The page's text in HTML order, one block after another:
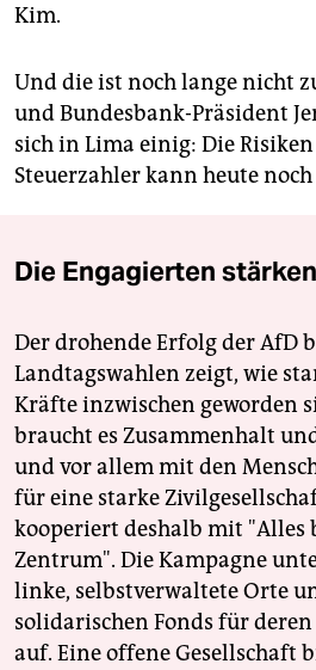
Kim.
Und die ist noch lange nicht
und Bundesbank-Präsident
sich in Lima einig: Die
Steuerzahler kann heute
Die Engagierten stärken
Der drohende Erfolg der AfD
Landtagswahlen zeigt, wie
Kräfte inzwischen geworden
braucht es Zusammenhalt
und vor allem mit den
für eine starke
kooperiert deshalb mit "Alles
Zentrum". Die Kampagne
linke, selbstverwaltete Orte
solidarischen Fonds für
auf. Eine offene Gesellschaft